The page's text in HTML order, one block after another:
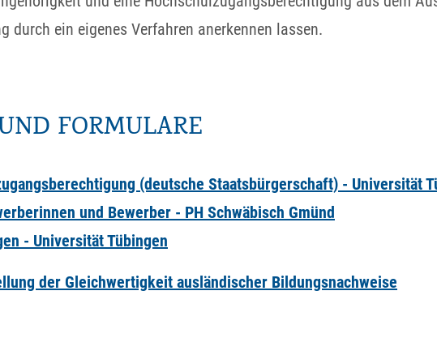
durch ein eigenes Verfahren anerkennen lassen.
FORMULARE
(deutsche Staatsbürgerschaft) - Universität
und Bewerber - PH Schwäbisch Gmünd
- Universität Tübingen
der Gleichwertigkeit ausländischer Bildungsnachweise